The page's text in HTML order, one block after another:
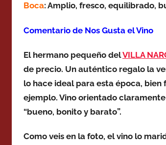
Boca: Amplio, fresco, equilibrado,
Comentario de Nos Gusta el Vino
El hermano pequeño delVILLA
de precio. Un auténtico regalo la
lo hace ideal para esta época,
ejemplo. Vino orientado
“bueno, bonito y barato”.
Como veis en la foto, el vino lo